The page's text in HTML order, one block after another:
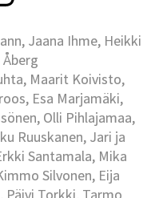
Jaana Ihme, Heikki
Maarit Koivisto,
Esa Marjamäki,
Olli Pihlajamaa,
Ruuskanen, Jari ja
Santamala, Mika
Silvonen, Eija